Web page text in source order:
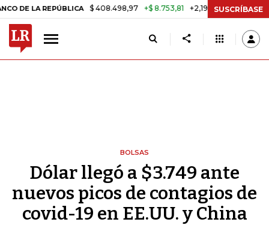
REPÚBLICA $ 408.498,97 +$ 8.753,81 +2,19% TASA DE USURA
SUSCRÍBASE
BOLSAS
Dólar llegó a $3.749 ante
nuevos picos de contagios de
covid-19 en EE.UU. y China